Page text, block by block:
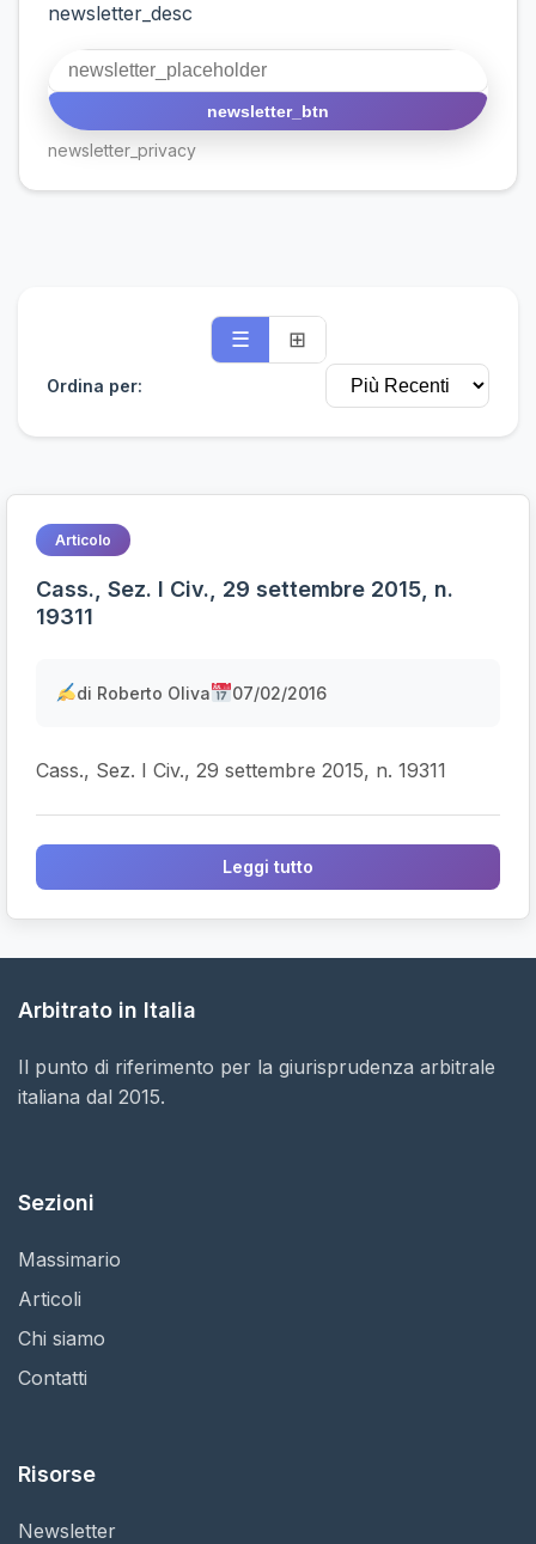
☰ ⊞
Ordina per:
Articolo
Cass., Sez. I Civ., 29 settembre 2015, n.
19311
di Roberto Oliva 07/02/2016
Cass., Sez. I Civ., 29 settembre 2015, n. 19311
Leggi tutto
newsletter_desc
newsletter_btn
newsletter_privacy
Arbitrato in Italia
Il punto di riferimento per la giurisprudenza arbitrale
italiana dal 2015.
Sezioni
Massimario
Articoli
Chi siamo
Contatti
Risorse
Newsletter